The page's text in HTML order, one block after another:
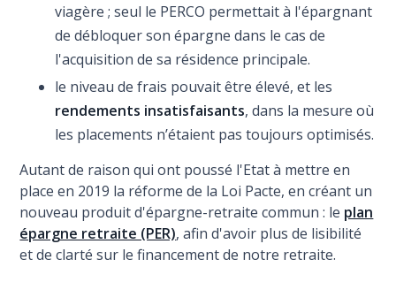
viagère ; seul le PERCO permettait à l'épargnant
de débloquer son épargne dans le cas de
l'acquisition de sa résidence principale.
le niveau de frais pouvait être élevé, et les
rendements insatisfaisants, dans la mesure où
les placements n’étaient pas toujours optimisés.
Autant de raison qui ont poussé l'Etat à mettre en
place en 2019 la réforme de la Loi Pacte, en créant un
nouveau produit d'épargne-retraite commun : le plan
épargne retraite (PER), afin d'avoir plus de lisibilité
et de clarté sur le financement de notre retraite.